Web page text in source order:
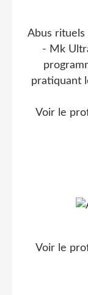
Abus
- Mk
pratiquant
Voir le
Voir le